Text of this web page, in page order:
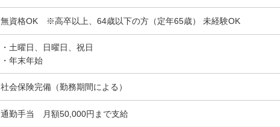
無資格OK ※高卒以上、64歳以下の方（定年65歳） 未経験OK
・土曜日、日曜日、祝日
・年末年始
社会保険完備（勤務期間による）
通勤手当 月額50,000円まで支給